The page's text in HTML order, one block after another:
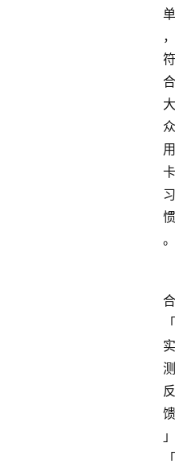
单
，
符
合
大
众
用
卡
习
惯
。
合
「
实
测
反
馈
」
「